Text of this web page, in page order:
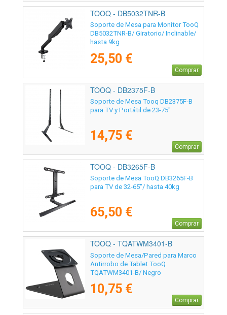
TOOQ - DB5032TNR-B
Soporte de Mesa para Monitor TooQ
DB5032TNR-B/ Giratorio/ Inclinable/
hasta 9kg
25,50 €
Comprar
TOOQ - DB2375F-B
Soporte de Mesa Tooq DB2375F-B
para TV y Portátil de 23-75"
14,75 €
Comprar
TOOQ - DB3265F-B
Soporte de Mesa TooQ DB3265F-B
para TV de 32-65"/ hasta 40kg
65,50 €
Comprar
TOOQ - TQATWM3401-B
Soporte de Mesa/Pared para Marco
Antirrobo de Tablet TooQ
TQATWM3401-B/ Negro
10,75 €
Comprar